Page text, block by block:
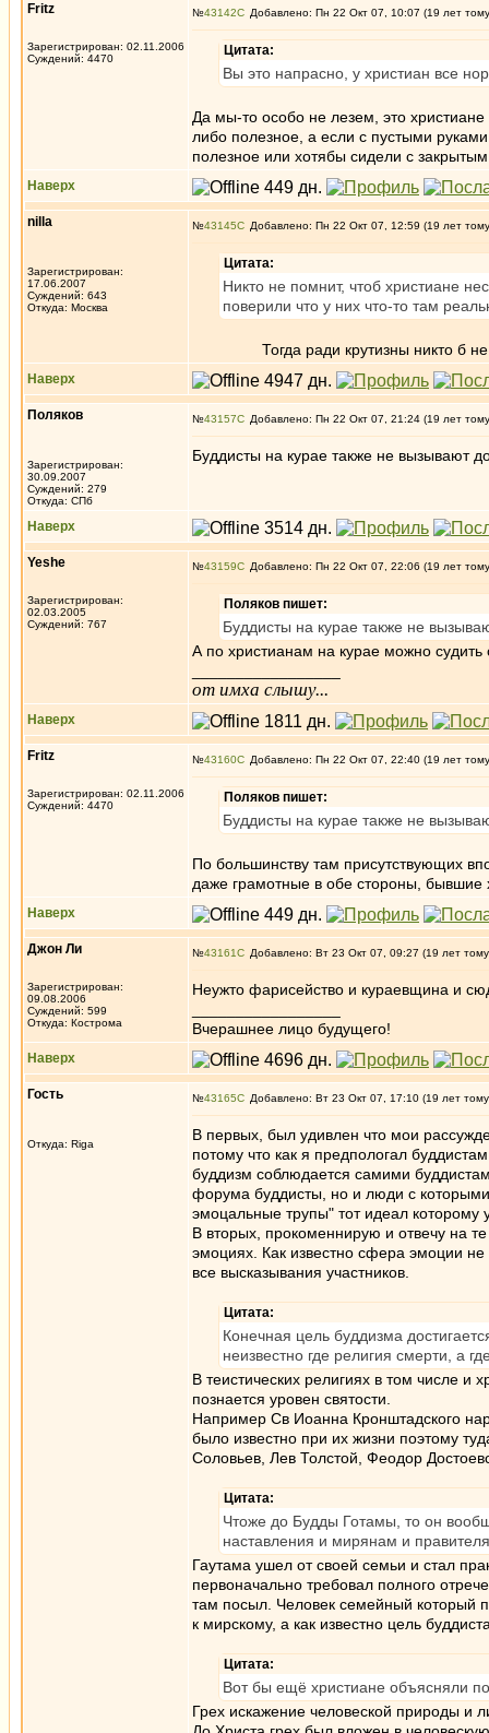
Fritz
Зарегистрирован: 02.11.2006
Суждений: 4470
№43142 Добавлено: Пн 22 Окт 07, 10:07 (19 лет
Цитата:
Вы это напрасно, у христиан все
Да мы-то особо не лезем, это
либо полезное, а если с пустыми
полезное или хотябы сидели с
Наверх
nilla
Зарегистрирован:
17.06.2007
Суждений: 643
Откуда: Москва
№43145 Добавлено: Пн 22 Окт 07, 12:59 (19 лет
Цитата:
Никто не помнит, чтоб христиане
поверили что у них что-то там
Тогда ради крутизны никто б не
Наверх
Поляков
Зарегистрирован:
30.09.2007
Суждений: 279
Откуда: СПб
№43157 Добавлено: Пн 22 Окт 07, 21:24 (19 лет
Буддисты на курае также не вызывают
Наверх
Yeshe
Зарегистрирован:
02.03.2005
Суждений: 767
№43159 Добавлено: Пн 22 Окт 07, 22:06 (19 лет
Поляков пишет:
Буддисты на курае также не
А по христианам на курае можно
от имха слышу...
Наверх
Fritz
Зарегистрирован: 02.11.2006
Суждений: 4470
№43160 Добавлено: Пн 22 Окт 07, 22:40 (19 лет
Поляков пишет:
Буддисты на курае также не
По большинству там присутствующих
даже грамотные в обе стороны, бывшие
Наверх
Джон Ли
Зарегистрирован:
09.08.2006
Суждений: 599
Откуда: Кострома
№43161 Добавлено: Вт 23 Окт 07, 09:27 (19 лет
Неужто фарисейство и кураевщина и
Вчерашнее лицо будущего!
Наверх
Гость
Откуда: Riga
№43165 Добавлено: Вт 23 Окт 07, 17:10 (19 лет
В первых, был удивлен что мои
потому что как я предпологал
буддизм соблюдается самими
форума буддисты, но и люди с
эмоцальные трупы" тот идеал которому
В вторых, прокоменнирую и отвечу на
эмоциях. Как известно сфера эмоции
все высказывания участников.
Цитата:
Конечная цель буддизма
неизвестно где религия смерти, а
В теистических религиях в том числе и
познается уровен святости.
Например Св Иоанна Кронштадского
было известно при их жизни поэтому
Соловьев, Лев Толстой, Феодор
Цитата:
Чтоже до Будды Готамы, то он
наставления и мирянам и
Гаутама ушел от своей семьи и стал
первоначально требовал полного
там посыл. Человек семейный который
к мирскому, а как известно цель
Цитата:
Вот бы ещё христиане объясняли
Грех искажение человеской природы и